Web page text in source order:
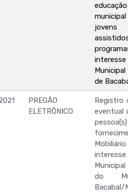
de
PREGÃO
ELETRÔNICO
Registro
eventual
do
Bacabal/